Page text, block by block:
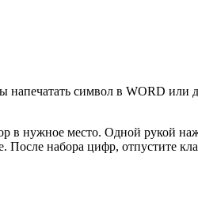
символ в WORD или
в нужное место. Одной рукой
После набора цифр, отпустите